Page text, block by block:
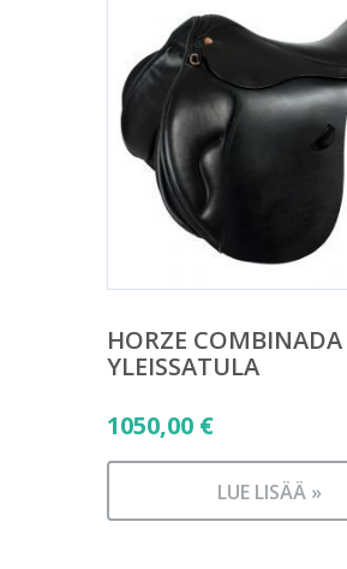
HORZE COMBINADA
YLEISSATULA
1050,00 €
LUE LISÄÄ »